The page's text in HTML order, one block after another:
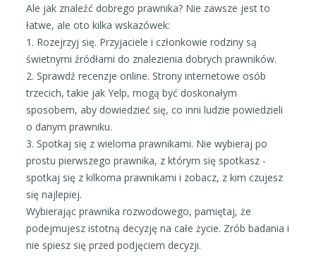
Ale jak znaleźć dobrego prawnika? Nie zawsze jest to
łatwe, ale oto kilka wskazówek:
1. Rozejrzyj się. Przyjaciele i członkowie rodziny są
świetnymi źródłami do znalezienia dobrych prawników.
2. Sprawdź recenzje online. Strony internetowe osób
trzecich, takie jak Yelp, mogą być doskonałym
sposobem, aby dowiedzieć się, co inni ludzie powiedzieli
o danym prawniku.
3. Spotkaj się z wieloma prawnikami. Nie wybieraj po
prostu pierwszego prawnika, z którym się spotkasz -
spotkaj się z kilkoma prawnikami i zobacz, z kim czujesz
się najlepiej.
Wybierając prawnika rozwodowego, pamiętaj, że
podejmujesz istotną decyzję na całe życie. Zrób badania i
nie spiesz się przed podjęciem decyzji.